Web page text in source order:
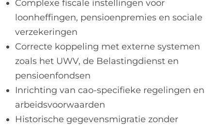
Complexe fiscale instellingen voor
loonheffingen, pensioenpremies en sociale
verzekeringen
Correcte koppeling met externe systemen
zoals het UWV, de Belastingdienst en
pensioenfondsen
Inrichting van cao-specifieke regelingen en
arbeidsvoorwaarden
Historische gegevensmigratie zonder